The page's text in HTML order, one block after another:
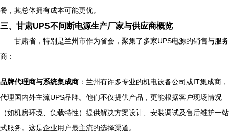
餐，其总体拥有成本可能更优。
三、甘肃UPS不间断电源生产厂家与供应商概览
甘肃省，特别是兰州市作为省会，聚集了多家UPS电源的销售与服务
商：
品牌代理商与系统集成商 ：兰州有许多专业的机电设备公司或IT集成商，
代理国内外主流UPS品牌。他们不仅提供产品，更能根据客户现场情况
（如机房环境、负载特性）提供解决方案设计、安装调试及售后维护一站
式服务。这是企业用户最主流的选择渠道。